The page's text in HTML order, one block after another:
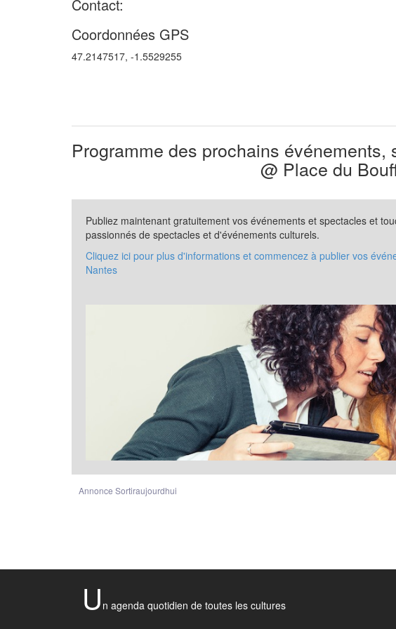
Contact:
Coordonnées GPS
47.2147517, -1.5529255
Programme des prochains
@ Place du
Publiez maintenant gratuitement vos événements et spectacles et
passionnés de spectacles et d'événements culturels.
Cliquez ici pour plus d'informations et commencez à publier vos
Nantes
Annonce Sortiraujourdhui
U n agenda quotidien de toutes les cultures